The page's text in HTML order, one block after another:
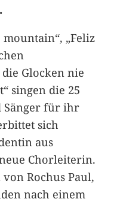
„Feliz
Glocken nie
singen die 25
Sänger für ihr
sich
aus
Chorleiterin.
Rochus Paul,
nach einem